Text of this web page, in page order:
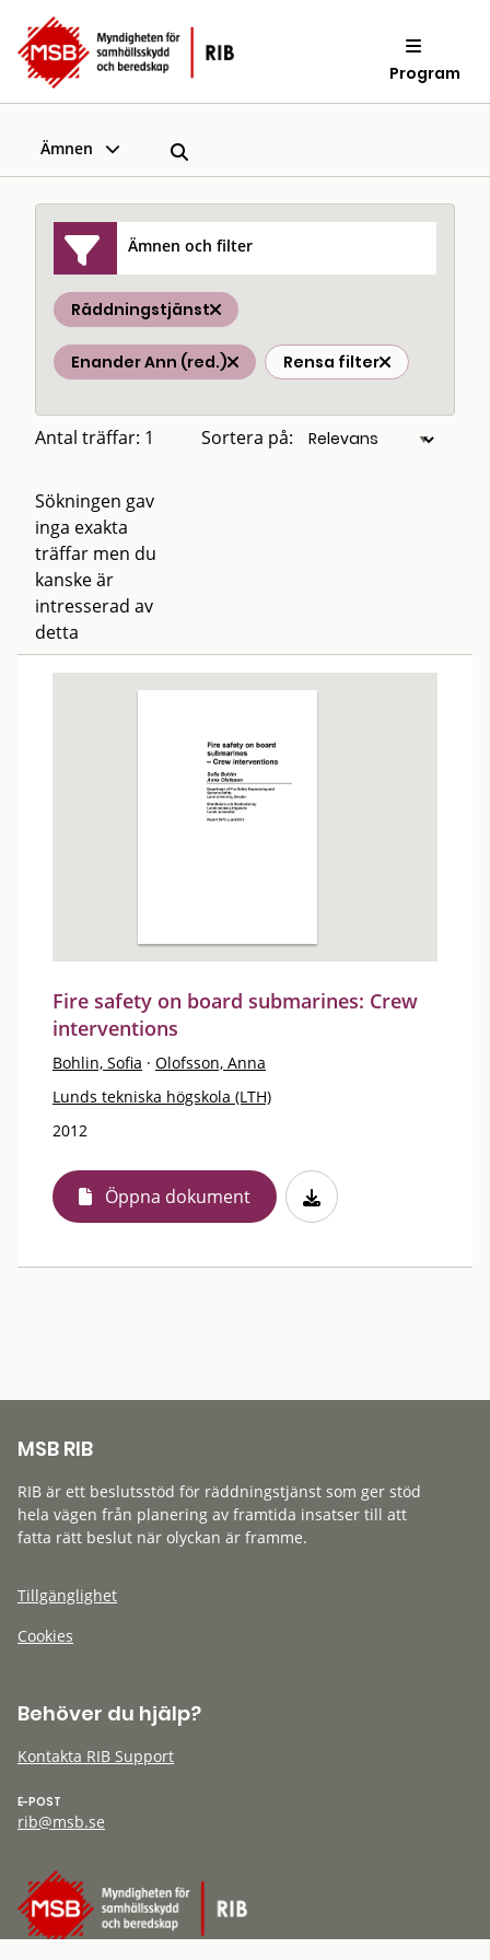
Program
Ämnen
Ämnen och filter
Räddningstjänst
Enander Ann (red.) Rensa filter
Antal träffar: 1 Sortera på:
Sökningen gav
inga exakta
träffar men du
kanske är
intresserad av
detta
Fire safety on board submarines: Crew
interventions
Bohlin, Sofia · Olofsson, Anna
Lunds tekniska högskola (LTH)
2012
Öppna dokument
MSB RIB
RIB är ett beslutsstöd för räddningstjänst som ger stöd
hela vägen från planering av framtida insatser till att
fatta rätt beslut när olyckan är framme.
Tillgänglighet
Cookies
Behöver du hjälp?
Kontakta RIB Support
E-POST
rib@msb.se